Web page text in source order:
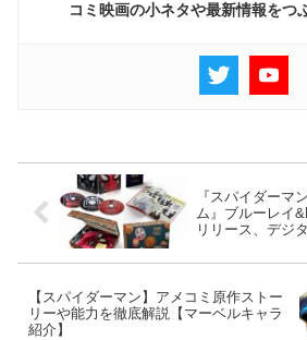
コミ映画の小ネタや最新情報をつ
『スパイダーマ
ム』ブルーレイ
リリース、デジ
【スパイダーマン】アメコミ原作ストー
リーや能力を徹底解説【マーベルキャラ
紹介】